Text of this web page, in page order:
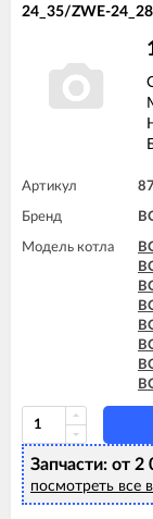
24_35/ZWE-24_28
Артикул
Бренд
Модель котла
Запчасти: от 2
посмотреть все